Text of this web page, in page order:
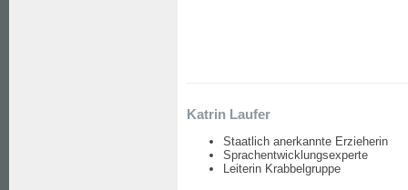
Katrin Laufer
Staatlich anerkannte Erzieherin
Sprachentwicklungsexperte
Leiterin Krabbelgruppe